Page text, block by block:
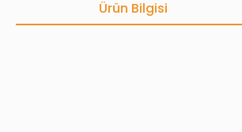
Ürün Bilgisi